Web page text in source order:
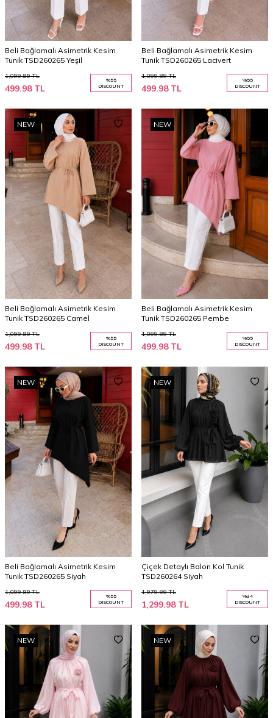
Beli Bağlamalı Asimetrik Kesim
Tunik TSD260265 Yeşil
1,099.89TL
499.98TL
%55
DISCOUNT
Beli Bağlamalı Asimetrik Kesim
Tunik TSD260265 Lacivert
1,099.89TL
499.98TL
%55
DISCOUNT
NEW
Beli Bağlamalı Asimetrik Kesim
Tunik TSD260265 Camel
1,099.89TL
499.98TL
%55
DISCOUNT
NEW
Beli Bağlamalı Asimetrik Kesim
Tunik TSD260265 Pembe
1,099.89TL
499.98TL
%55
DISCOUNT
NEW
Beli Bağlamalı Asimetrik Kesim
Tunik TSD260265 Siyah
1,099.89TL
499.98TL
%55
DISCOUNT
NEW
Çiçek Detaylı Balon Kol Tunik
TSD260264 Siyah
1,979.99TL
1,299.98TL
%34
DISCOUNT
NEW NEW